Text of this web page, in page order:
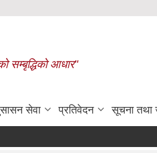
सम्बृद्धिको आधार"
सेवा प्रतिवेदन सूचना तथा